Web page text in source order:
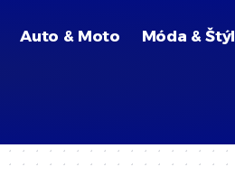
Auto & Moto Móda & Štýl